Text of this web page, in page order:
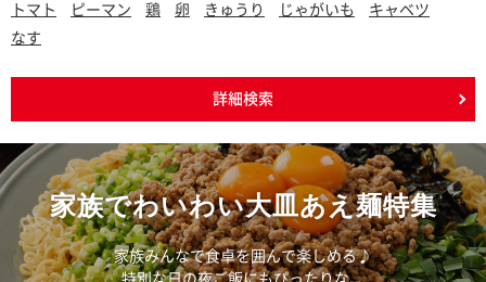
トマト ピーマン 鶏 卵 きゅうり じゃがいも
キャベツ
なす
詳細検索
家族でわいわい大皿あえ麺特集
家族みんなで食卓を囲んで楽しめる♪
特別な日の夜ご飯にもぴったりな、